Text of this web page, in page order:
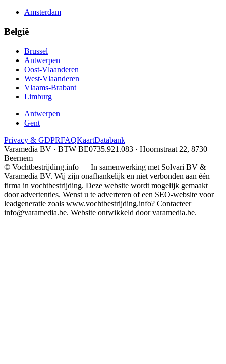
Amsterdam
België
Brussel
Antwerpen
Oost-Vlaanderen
West-Vlaanderen
Vlaams-Brabant
Limburg
Antwerpen
Gent
Privacy & GDPRFAQKaartDatabank
Varamedia BV · BTW BE0735.921.083 · Hoornstraat 22, 8730
Beernem
© Vochtbestrijding.info — In samenwerking met Solvari BV &
Varamedia BV. Wij zijn onafhankelijk en niet verbonden aan één
firma in vochtbestrijding. Deze website wordt mogelijk gemaakt
door advertenties. Wenst u te adverteren of een SEO-website voor
leadgeneratie zoals www.vochtbestrijding.info? Contacteer
info@varamedia.be. Website ontwikkeld door varamedia.be.